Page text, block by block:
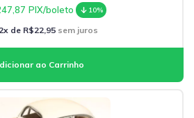
PIX/boleto 10%
x de R$22,95 sem juros